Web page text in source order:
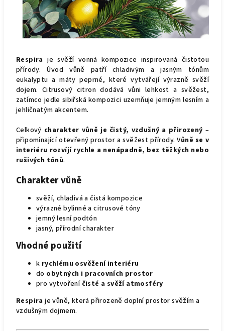
Respira je svěží vonná kompozice inspirovaná čistotou
přírody. Úvod vůně patří chladivým a jasným tónům
eukalyptu a máty peprné, které vytvářejí výrazně svěží
dojem. Citrusový citron dodává vůni lehkost a svěžest,
zatímco jedle sibiřská kompozici uzemňuje jemným lesním a
jehličnatým akcentem.
Celkový charakter vůně je čistý, vzdušný a přirozený –
připomínající otevřený prostor a svěžest přírody. Vůně se v
interiéru rozvíjí rychle a nenápadně, bez těžkých nebo
rušivých tónů.
Charakter vůně
svěží, chladivá a čistá kompozice
výrazné bylinné a citrusové tóny
jemný lesní podtón
jasný, přírodní charakter
Vhodné použití
k rychlému osvěžení interiéru
do obytných i pracovních prostor
pro vytvoření čisté a svěží atmosféry
Respira je vůně, která přirozeně doplní prostor svěžím a
vzdušným dojmem.